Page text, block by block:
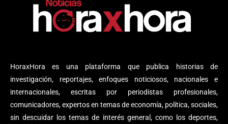
HoraxHora es una plataforma que publica historias de
investigación, reportajes, enfoques noticiosos, nacionales e
internacionales, escritas por periodistas profesionales,
comunicadores, expertos en temas de economía, política, sociales,
sin descuidar los temas de interés general, como los deportes,